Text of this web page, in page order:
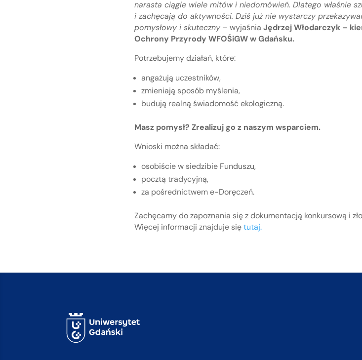
narasta ciągle wiele mitów i niedomówień. Dlatego właśnie
i zachęcają do aktywności. Dziś już nie wystarczy
pomysłowy i skuteczny – wyjaśnia Jędrzej Włodarczyk –
Ochrony Przyrody WFOŚiGW w Gdańsku.
Potrzebujemy działań, które:
angażują uczestników,
zmieniają sposób myślenia,
budują realną świadomość ekologiczną.
Masz pomysł? Zrealizuj go z naszym wsparciem.
Wnioski można składać:
osobiście w siedzibie Funduszu,
pocztą tradycyjną,
za pośrednictwem e-Doręczeń.
Zachęcamy do zapoznania się z dokumentacją konkursową i
Więcej informacji znajduje siętutaj.